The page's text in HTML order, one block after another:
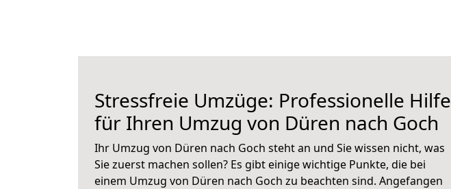
Stressfreie Umzüge: Professionelle Hilfe
für Ihren Umzug von Düren nach Goch
Ihr Umzug von Düren nach Goch steht an und Sie wissen nicht, was
Sie zuerst machen sollen? Es gibt einige wichtige Punkte, die bei
einem Umzug von Düren nach Goch zu beachten sind. Angefangen